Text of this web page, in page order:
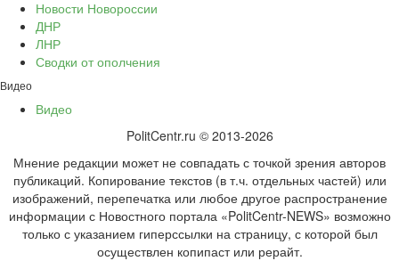
Новости Новороссии
ДНР
ЛНР
Сводки от ополчения
Видео
Видео
PolitCentr.ru © 2013-2026
Мнение редакции может не совпадать с точкой зрения авторов
публикаций. Копирование текстов (в т.ч. отдельных частей) или
изображений, перепечатка или любое другое распространение
информации с Новостного портала «PolitCentr-NEWS» возможно
только с указанием гиперссылки на страницу, с которой был
осуществлен копипаст или рерайт.